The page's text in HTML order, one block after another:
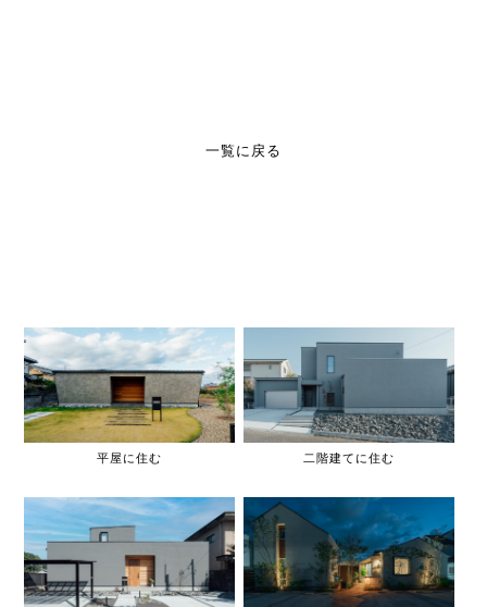
一覧に戻る
平屋に住む 二階建てに住む